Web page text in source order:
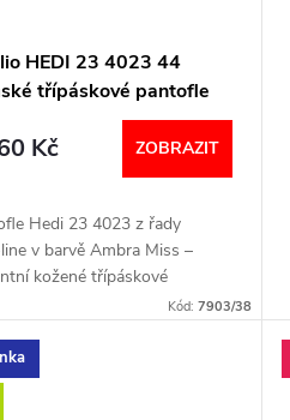
HEDI 23 4023 44
třípáskové pantofle
Kč ZOBRAZIT
Hedi 23 4023 z řady
v barvě Ambra Miss –
kožené třípáskové
s měkkými materiály pro
na chodidle....
Kód: 7903/38